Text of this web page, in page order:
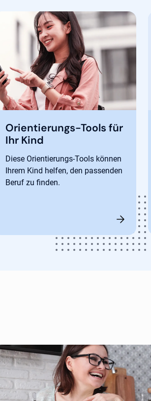
Orientierungs-Tools für
Ihr Kind
Diese Orientierungs-Tools können
Ihrem Kind helfen, den passenden
Beruf zu finden.